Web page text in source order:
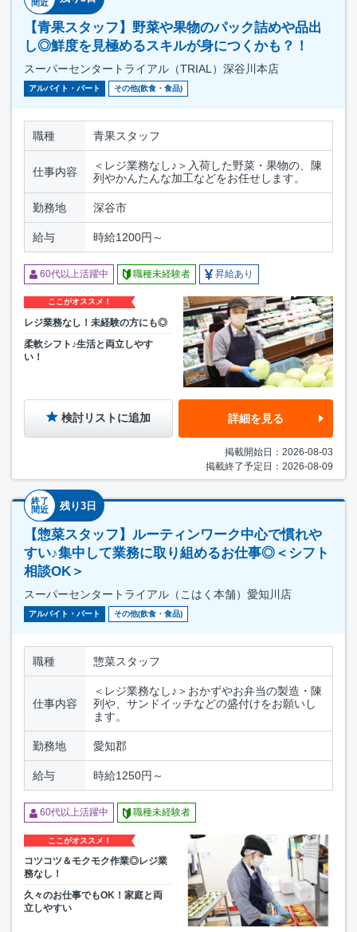
間近
【青果スタッフ】野菜や果物のパック詰めや品出
し◎鮮度を見極めるスキルが身につくかも？！
スーパーセンタートライアル（TRIAL）深谷川本店
アルバイト・パート その他(飲食・食品)
職種 青果スタッフ
仕事内容
＜レジ業務なし♪＞入荷した野菜・果物の、陳
列やかんたんな加工などをお任せします。
勤務地 深谷市
給与 時給1200円～
60代以上活躍中 職種未経験者 昇給あり
ここがオススメ！
レジ業務なし！未経験の方にも◎
柔軟シフト♪生活と両立しやす
い！
検討リストに追加 詳細を見る
掲載開始日：2026-08-03
掲載終了予定日：2026-08-09
終了
間近
残り3日
【惣菜スタッフ】ルーティンワーク中心で慣れや
すい♪集中して業務に取り組めるお仕事◎＜シフト
相談OK＞
スーパーセンタートライアル（こはく本舗）愛知川店
アルバイト・パート その他(飲食・食品)
職種 惣菜スタッフ
仕事内容
＜レジ業務なし♪＞おかずやお弁当の製造・陳
列や、サンドイッチなどの盛付けをお願いし
ます。
勤務地 愛知郡
給与 時給1250円～
60代以上活躍中 職種未経験者
ここがオススメ！
コツコツ＆モクモク作業◎レジ業
務なし！
久々のお仕事でもOK！家庭と両
立しやすい